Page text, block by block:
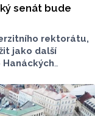
senát bude
rektorátu,
jako další
Hanáckých
Redstone
Univerzita
jestli má o